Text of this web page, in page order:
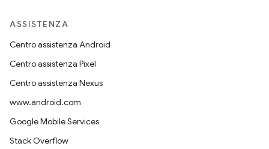
ASSISTENZA
Centro assistenza Android
Centro assistenza Pixel
Centro assistenza Nexus
www.android.com
Google Mobile Services
Stack Overflow